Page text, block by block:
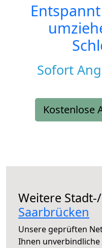
Sofort
Kostenlose
Weitere
Saarbrücken
Unsere geprüften
Ihnen